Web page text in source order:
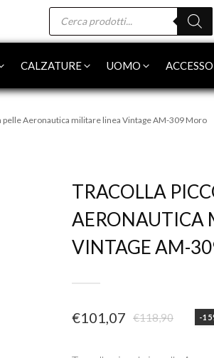
Products
CALZATURE UOMO
pelle Aeronautica militare linea Vintage AM-309 Moro
TRACOLLA
AERONAUTICA
VINTAGE AM-
€118,90
Il
€101,07
Il
-